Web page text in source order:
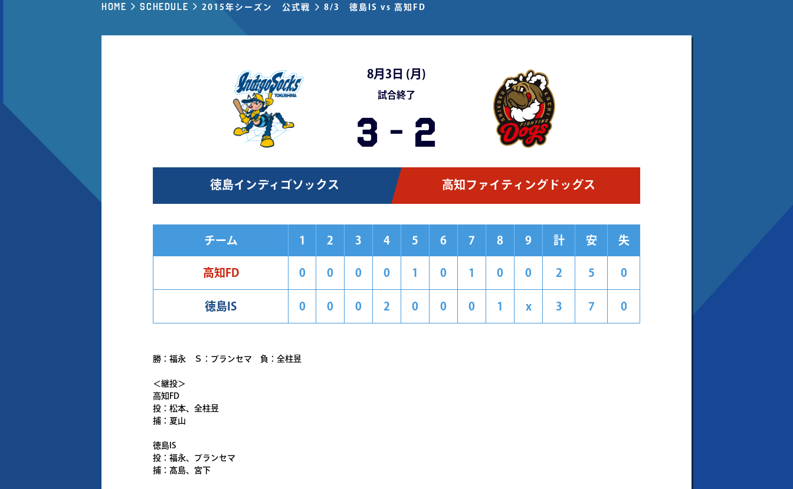
Home Schedule 2015年シーズン 公式戦 8/3 徳島IS vs 高知FD
8月3日 (月 )
試合終了
3 - 2
徳島インディゴソックス 高知ファイティングドッグス
チーム 1 2 3 4 5 6 7 8 9 計 安 失
高知FD 0 0 0 0 1 0 1 0 0 2 5 0
徳島IS 0 0 0 2 0 0 0 1 x 3 7 0
勝：福永 Ｓ：ブランセマ 負：全柱昱
＜継投＞
高知FD
投：松本、全柱昱
捕：夏山
徳島IS
投：福永、ブランセマ
捕：髙島、宮下